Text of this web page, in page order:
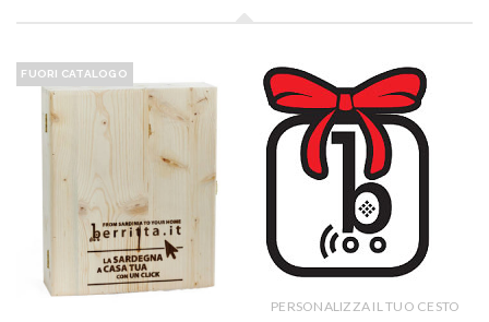
FUORI CATALOGO
PERSONALIZZA IL TUO CESTO